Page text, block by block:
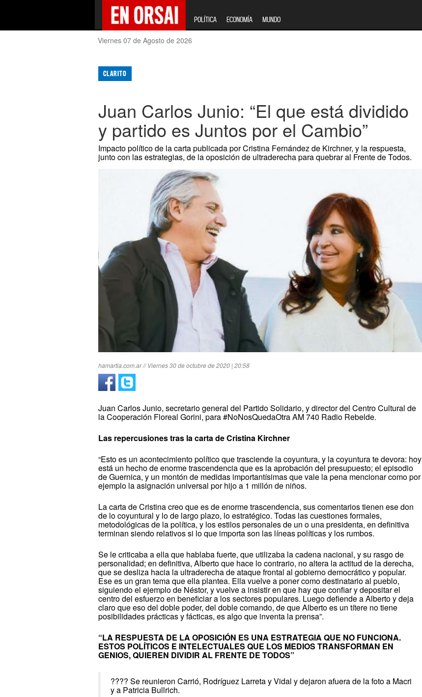
POLÍTICA ECONOMÍA MUNDO
Viernes 07 de Agosto de 2026
CLARITO
Juan Carlos Junio: “El que está dividido
y partido es Juntos por el Cambio”
Impacto político de la carta publicada por Cristina Fernández de Kirchner, y la respuesta,
junto con las estrategias, de la oposición de ultraderecha para quebrar al Frente de Todos.
hamartia.com.ar // Viernes 30 de octubre de 2020 | 20:58
Juan Carlos Junio, secretario general del Partido Solidario, y director del Centro Cultural de
la Cooperación Floreal Gorini, para #NoNosQuedaOtra AM 740 Radio Rebelde.
Las repercusiones tras la carta de Cristina Kirchner
“Esto es un acontecimiento político que trasciende la coyuntura, y la coyuntura te devora: hoy
está un hecho de enorme trascendencia que es la aprobación del presupuesto; el episodio
de Guernica, y un montón de medidas importantísimas que vale la pena mencionar como por
ejemplo la asignación universal por hijo a 1 millón de niños.
La carta de Cristina creo que es de enorme trascendencia, sus comentarios tienen ese don
de lo coyuntural y lo de largo plazo, lo estratégico. Todas las cuestiones formales,
metodológicas de la política, y los estilos personales de un o una presidenta, en definitiva
terminan siendo relativos si lo que importa son las líneas políticas y los rumbos.
Se le criticaba a ella que hablaba fuerte, que utilizaba la cadena nacional, y su rasgo de
personalidad; en definitiva, Alberto que hace lo contrario, no altera la actitud de la derecha,
que se desliza hacia la ultraderecha de ataque frontal al gobierno democrático y popular.
Ese es un gran tema que ella plantea. Ella vuelve a poner como destinatario al pueblo,
siguiendo el ejemplo de Néstor, y vuelve a insistir en que hay que confiar y depositar el
centro del esfuerzo en beneficiar a los sectores populares. Luego defiende a Alberto y deja
claro que eso del doble poder, del doble comando, de que Alberto es un títere no tiene
posibilidades prácticas y fácticas, es algo que inventa la prensa”.
“LA RESPUESTA DE LA OPOSICIÓN ES UNA ESTRATEGIA QUE NO FUNCIONA.
ESTOS POLÍTICOS E INTELECTUALES QUE LOS MEDIOS TRANSFORMAN EN
GENIOS, QUIEREN DIVIDIR AL FRENTE DE TODOS”
???? Se reunieron Carrió, Rodríguez Larreta y Vidal y dejaron afuera de la foto a Macri
y a Patricia Bullrich.